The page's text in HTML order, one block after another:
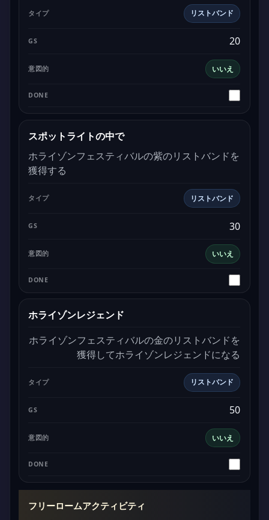
リストバンド
いいえ
20
スポットライトの中で
ホライゾンフェスティバルの紫のリストバンドを
獲得する
リストバンド
いいえ
30
ホライゾンレジェンド
ホライゾンフェスティバルの金のリストバンドを
獲得してホライゾンレジェンドになる
リストバンド
いいえ
50
フリーロームアクティビティ